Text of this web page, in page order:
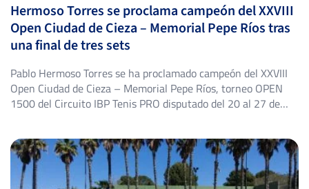
Hermoso Torres se proclama campeón del XXVIII
Open Ciudad de Cieza – Memorial Pepe Ríos tras
una final de tres sets
Pablo Hermoso Torres se ha proclamado campeón del XXVIII
Open Ciudad de Cieza – Memorial Pepe Ríos, torneo OPEN
1500 del Circuito IBP Tenis PRO disputado del 20 al 27 de
Torres se sitúa como nuevo líder […]